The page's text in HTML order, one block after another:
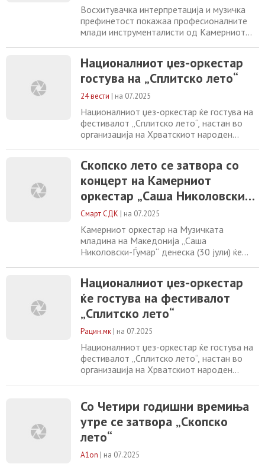
Восхитувачка интерпретација и музичка
префинетост покажаа професионалните
млади инструменталисти од Камерниот
музицирајќи вчеравечер на „Охридско
лето“. Концертот традиционално се
одржува секоја година на фестивалот во
црквата „Света Софија“ , овојпат се
одвиваше под диригентската
Националниот џез-оркестар
гостува на „Сплитско лето“
24 вести | на 07.2025
Националниот џез-оркестар ќе гостува на
фестивалот „Сплитско лето“, настан во
организација на Хрватскиот народен
Националниот џез-оркестар, со што
оркестарот ја зацврстува својата позиција
на меѓународната музичка сцена преку
иновативен пристап и силна уметничка
визија.
Скопско лето се затвора со
концерт на Камерниот
оркестар „Саша Николовски-
Ѓумар“
Смарт СДК | на 07.2025
Камерниот оркестар на Музичката
младина на Македонија „Саша
Николовски-Ѓумар“ денеска (30 јули) ќе
издание на Скопско лето. Диригент е Иван
Еминовиќ, а на програмата се „Четири
годишни времиња“ од Вивалди и „Четири
годишни времиња“ од Пјацола. Камерниот
оркестар „Саша Николовски-Ѓумар“
Националниот џез-оркестар
ќе гостува на фестивалот
„Сплитско лето“
Рацин.мк | на 07.2025
Националниот џез-оркестар ќе гостува на
фестивалот „Сплитско лето“, настан во
организација на Хрватскиот народен
Националниот џез-оркестар, со што
оркестарот ја зацврстува својата позиција
на меѓународната музичка сцена преку
иновативен пристап и силна уметничка
Со Четири годишни времиња
утре се затвора „Скопско
лето“
A1on | на 07.2025